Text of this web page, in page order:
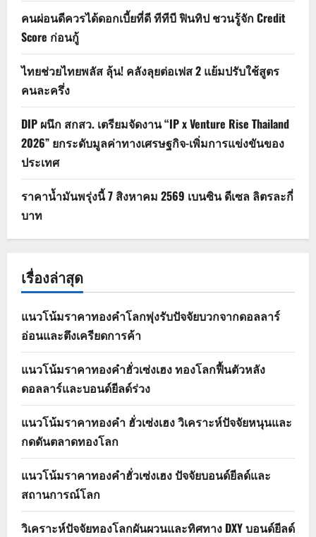
คนผ่อนดีควรได้ดอกเบี้ยที่ดี ทีทีบี ฟินทิป ชวนรู้จัก Credit
Score ก่อนกู้
ไทยช่วยไทยพลัส ลุ้น! คลังลุยต่อเฟส 2 แย้มปรับใช้สูตร
คนละครึ่ง
DIP ผนึก สกสว. เตรียมจัดงาน “IP x Venture Rise Thailand
2026” ยกระดับมูลค่าทางเศรษฐกิจ-เพิ่มการแข่งขันของ
ประเทศ
ราคาน้ำมันพรุ่งนี้ 7 สิงหาคม 2569 เบนซิน ดีเซล ลิตรละกี่
บาท
เรื่องล่าสุด
แนวโน้มราคาทองคำโลกพุ่งรับปัจจัยบวกจากดอลลาร์
อ่อนและตึงเครียดการค้า
แนวโน้มราคาทองคำฮั่วเซ่งเฮง ทองโลกฟื้นตัวหลัง
ดอลลาร์และบอนด์ยีลด์ร่วง
แนวโน้มราคาทองคำ ฮั่วเซ่งเฮง วิเคราะห์ปัจจัยหนุนและ
กดดันตลาดทองโลก
แนวโน้มราคาทองคำฮั่วเซ่งเฮง ปัจจัยบอนด์ยีลด์และ
สถานการณ์โลก
วิเคราะห์ปัจจัยทองโลกผันผวนและทิศทาง DXY บอนด์ยีลด์